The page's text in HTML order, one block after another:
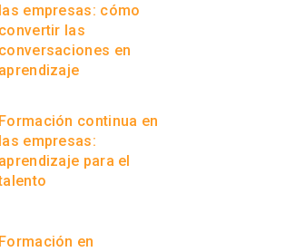
las empresas: cómo
convertir las
conversaciones en
aprendizaje
Formación continua en
las empresas:
aprendizaje para el
Formación en